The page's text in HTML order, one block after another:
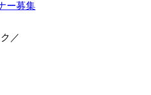
ー募集
／